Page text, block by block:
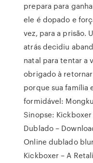
prepara para
ele é dopado e
vez, para a prisão.
atrás decidiu
natal para tentar a
obrigado à
porque sua família
formidável:
Sinopse:
Dublado –
Online dublado
Kickboxer – A